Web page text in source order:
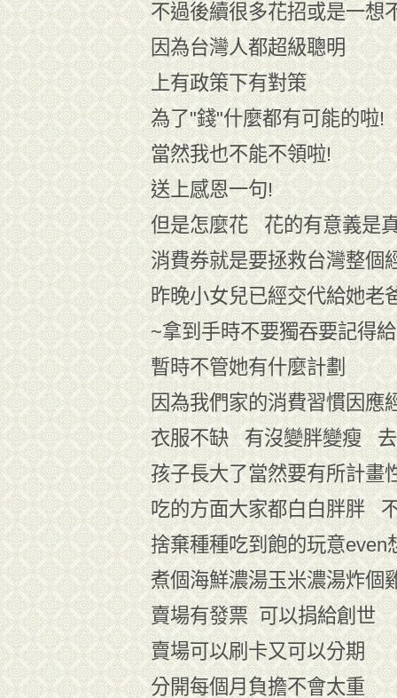
不過後續很多花招或是一想
因為台灣人都超級聰明
上有政策下有對策
為了"錢"什麼都有可能的啦!
當然我也不能不領啦!
送上感恩一句!
但是怎麼花 花的有意義是
消費券就是要拯救台灣整個
昨晚小女兒已經交代給她老
~拿到手時不要獨吞要記得
暫時不管她有什麼計劃
因為我們家的消費習慣因應
衣服不缺 有沒變胖變瘦 去
孩子長大了當然要有所計
吃的方面大家都白白胖胖
捨棄種種吃到飽的玩意
煮個海鮮濃湯玉米濃湯炸
賣場有發票 可以捐給創世
賣場可以刷卡又可以分期
分開每個月負擔不會太重